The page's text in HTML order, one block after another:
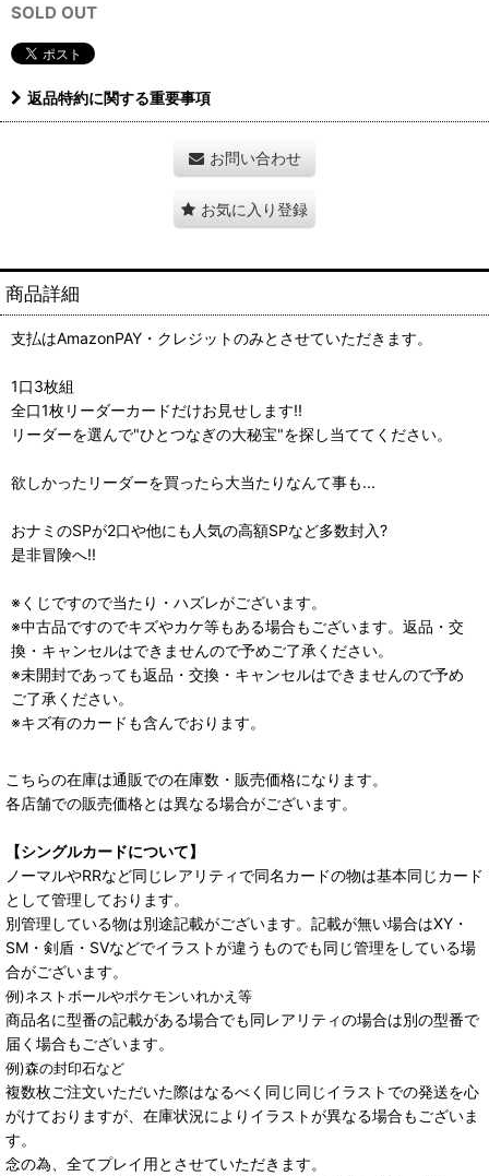
SOLD OUT
返品特約に関する重要事項
お問い合わせ
お気に入り登録
商品詳細
支払はAmazonPAY・クレジットのみとさせていただきます。
1口3枚組
全口1枚リーダーカードだけお見せします!!
リーダーを選んで"ひとつなぎの大秘宝"を探し当ててください。
欲しかったリーダーを買ったら大当たりなんて事も...
おナミのSPが2口や他にも人気の高額SPなど多数封入?
是非冒険へ!!
※くじですので当たり・ハズレがございます。
※中古品ですのでキズやカケ等もある場合もございます。返品・交
換・キャンセルはできませんので予めご了承ください。
※未開封であっても返品・交換・キャンセルはできませんので予め
ご了承ください。
※キズ有のカードも含んでおります。
こちらの在庫は通販での在庫数・販売価格になります。
各店舗での販売価格とは異なる場合がございます。
【シングルカードについて】
ノーマルやRRなど同じレアリティで同名カードの物は基本同じカード
として管理しております。
別管理している物は別途記載がございます。記載が無い場合はXY・
SM・剣盾・SVなどでイラストが違うものでも同じ管理をしている場
合がございます。
例)ネストボールやポケモンいれかえ等
商品名に型番の記載がある場合でも同レアリティの場合は別の型番で
届く場合もございます。
例)森の封印石など
複数枚ご注文いただいた際はなるべく同じ同じイラストでの発送を心
がけておりますが、在庫状況によりイラストが異なる場合もございま
す。
念の為、全てプレイ用とさせていただきます。